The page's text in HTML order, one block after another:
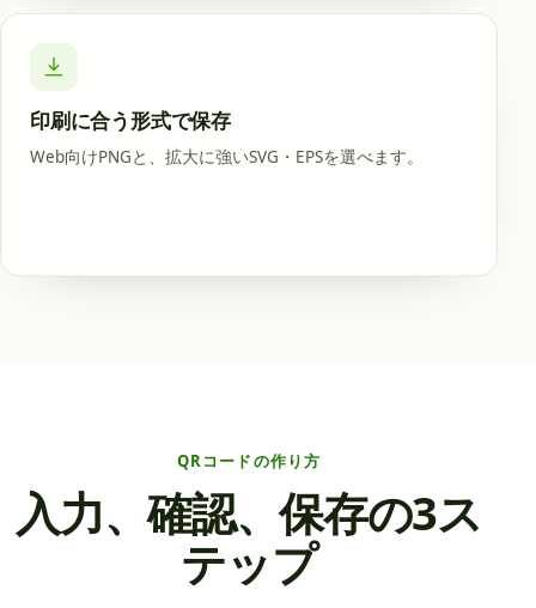
印刷に合う形式で保存
Web向けPNGと、拡大に強いSVG・EPSを選べます。
QRコードの作り方
入力、確認、保存の3ス
テップ